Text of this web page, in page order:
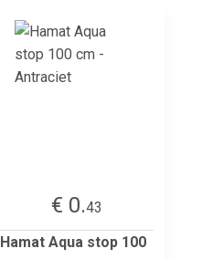
€ 0.43
Hamat Aqua stop 100